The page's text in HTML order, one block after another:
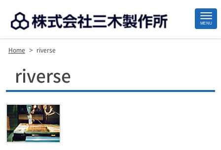
MENU
Home > riverse
riverse
Site
Footer